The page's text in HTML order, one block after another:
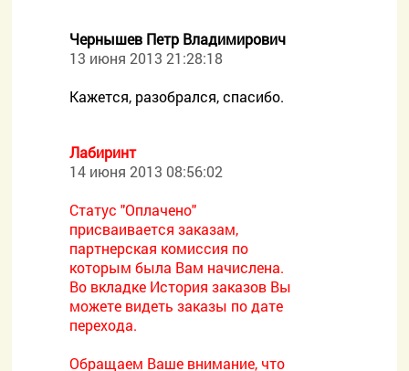
Чернышев Петр Владимирович
13 июня 2013 21:28:18
Кажется, разобрался, спасибо.
Лабиринт
14 июня 2013 08:56:02
Статус "Оплачено"
присваивается заказам,
партнерская комиссия по
которым была Вам начислена.
Во вкладке История заказов Вы
можете видеть заказы по дате
перехода.
Обращаем Ваше внимание, что